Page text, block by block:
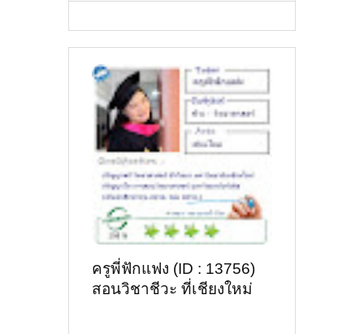
ครูพี่ฟักแฟง (ID : 13756)
สอนวิชาชีวะ ที่เชียงใหม่